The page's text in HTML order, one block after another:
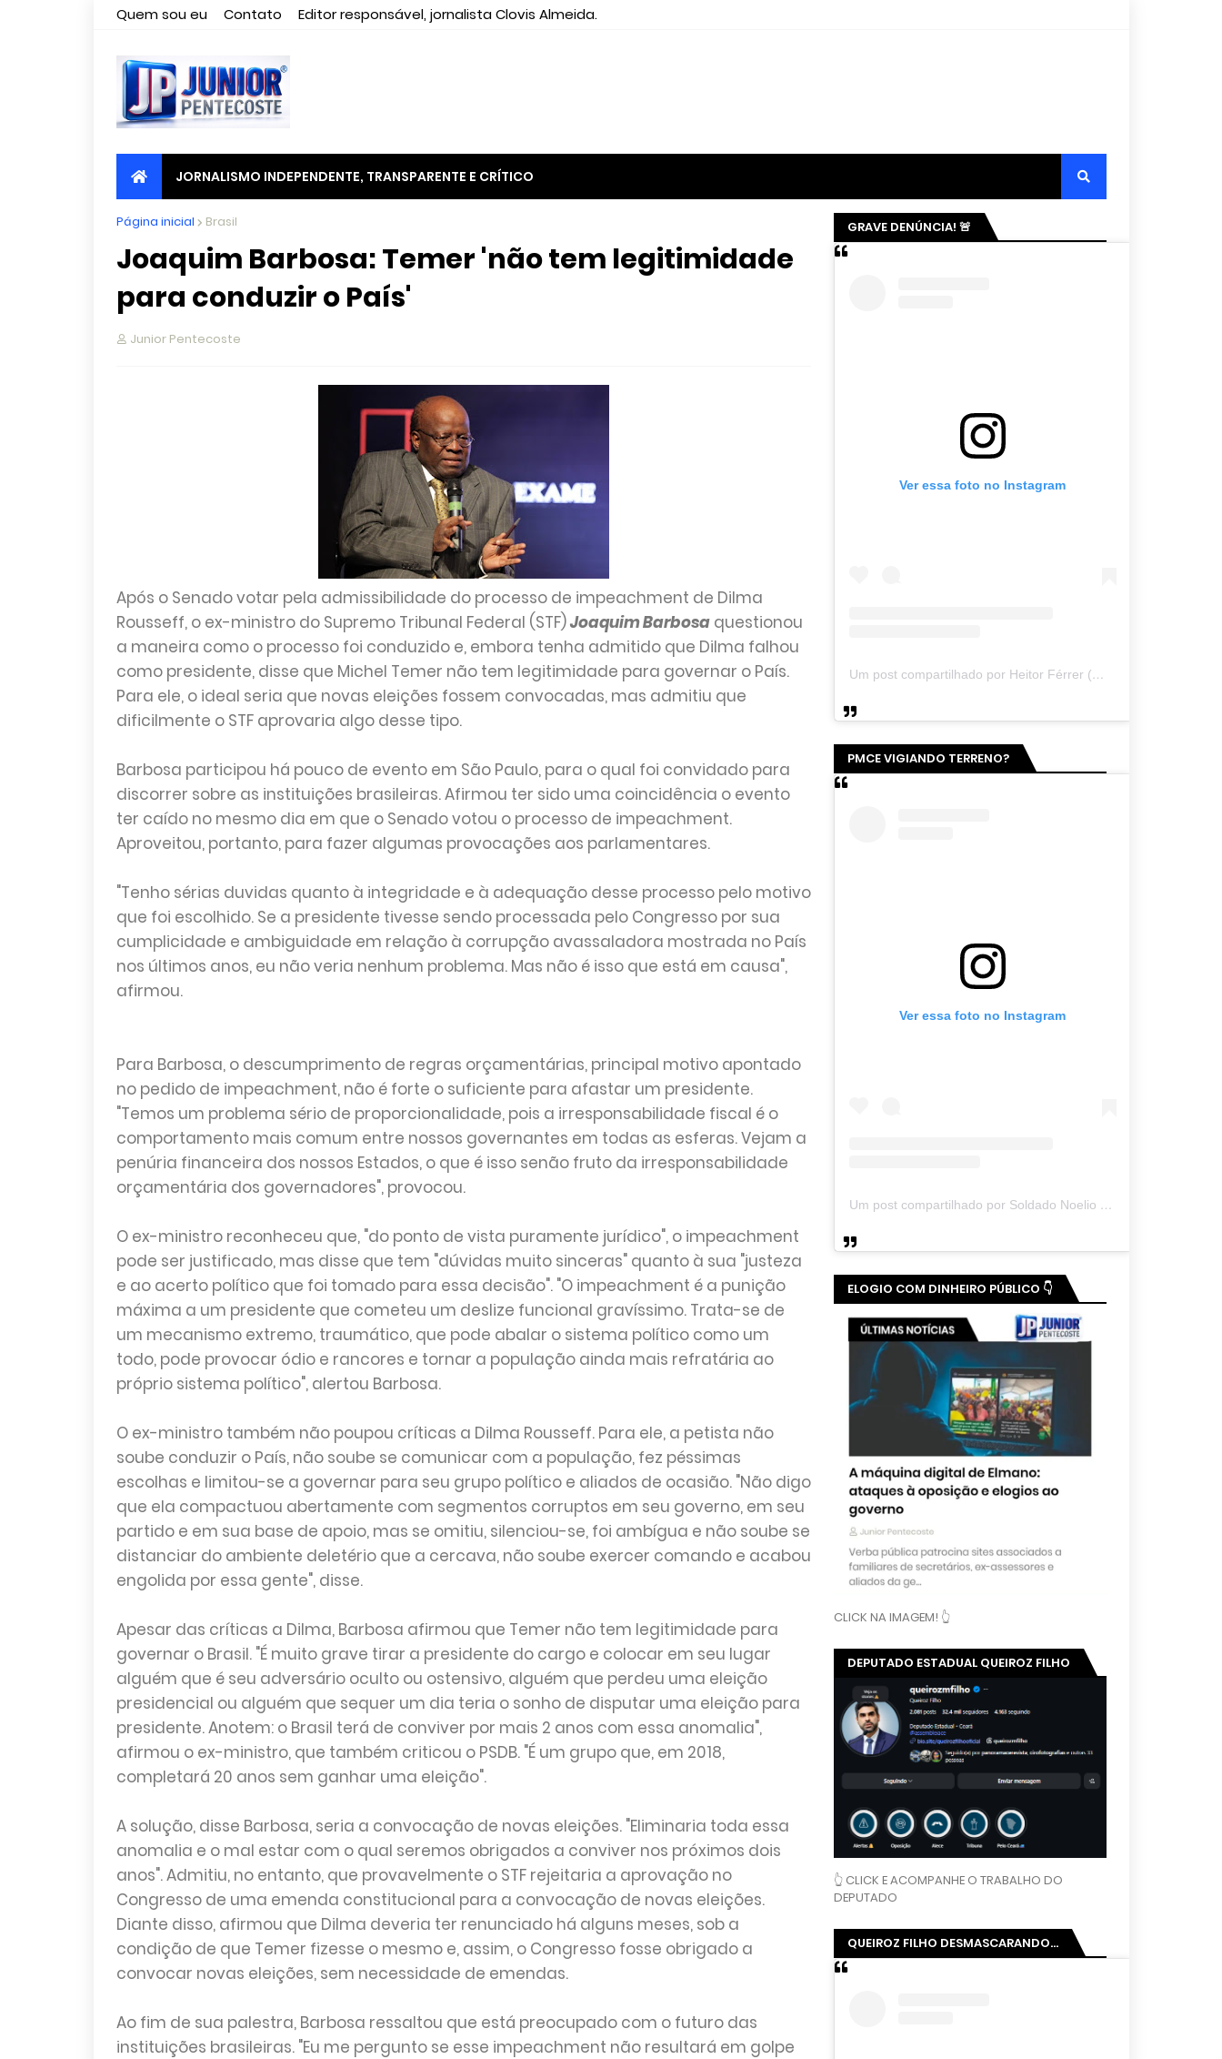
Quem sou eu Contato Editor responsável, jornalista Clovis Almeida.
JORNALISMO INDEPENDENTE, TRANSPARENTE E CRÍTICO
Página inicial Brasil
Joaquim Barbosa: Temer 'não tem legitimidade
para conduzir o País'
Junior Pentecoste
Após o Senado votar pela admissibilidade do processo de impeachment de Dilma
Rousseff, o ex-ministro do Supremo Tribunal Federal (STF)Joaquim Barbosaquestionou
a maneira como o processo foi conduzido e, embora tenha admitido que Dilma falhou
como presidente, disse que Michel Temer não tem legitimidade para governar o País.
Para ele, o ideal seria que novas eleições fossem convocadas, mas admitiu que
dificilmente o STF aprovaria algo desse tipo.
Barbosa participou há pouco de evento em São Paulo, para o qual foi convidado para
discorrer sobre as instituições brasileiras. Afirmou ter sido uma coincidência o evento
ter caído no mesmo dia em que o Senado votou o processo de impeachment.
Aproveitou, portanto, para fazer algumas provocações aos parlamentares.
"Tenho sérias duvidas quanto à integridade e à adequação desse processo pelo motivo
que foi escolhido. Se a presidente tivesse sendo processada pelo Congresso por sua
cumplicidade e ambiguidade em relação à corrupção avassaladora mostrada no País
nos últimos anos, eu não veria nenhum problema. Mas não é isso que está em causa",
afirmou.
Para Barbosa, o descumprimento de regras orçamentárias, principal motivo apontado
no pedido de impeachment, não é forte o suficiente para afastar um presidente.
"Temos um problema sério de proporcionalidade, pois a irresponsabilidade fiscal é o
comportamento mais comum entre nossos governantes em todas as esferas. Vejam a
penúria financeira dos nossos Estados, o que é isso senão fruto da irresponsabilidade
orçamentária dos governadores", provocou.
O ex-ministro reconheceu que, "do ponto de vista puramente jurídico", o impeachment
pode ser justificado, mas disse que tem "dúvidas muito sinceras" quanto à sua "justeza
e ao acerto político que foi tomado para essa decisão". "O impeachment é a punição
máxima a um presidente que cometeu um deslize funcional gravíssimo. Trata-se de
um mecanismo extremo, traumático, que pode abalar o sistema político como um
todo, pode provocar ódio e rancores e tornar a população ainda mais refratária ao
próprio sistema político", alertou Barbosa.
O ex-ministro também não poupou críticas a Dilma Rousseff. Para ele, a petista não
soube conduzir o País, não soube se comunicar com a população, fez péssimas
escolhas e limitou-se a governar para seu grupo político e aliados de ocasião. "Não digo
que ela compactuou abertamente com segmentos corruptos em seu governo, em seu
partido e em sua base de apoio, mas se omitiu, silenciou-se, foi ambígua e não soube se
distanciar do ambiente deletério que a cercava, não soube exercer comando e acabou
engolida por essa gente", disse.
Apesar das críticas a Dilma, Barbosa afirmou que Temer não tem legitimidade para
governar o Brasil. "É muito grave tirar a presidente do cargo e colocar em seu lugar
alguém que é seu adversário oculto ou ostensivo, alguém que perdeu uma eleição
presidencial ou alguém que sequer um dia teria o sonho de disputar uma eleição para
presidente. Anotem: o Brasil terá de conviver por mais 2 anos com essa anomalia",
afirmou o ex-ministro, que também criticou o PSDB. "É um grupo que, em 2018,
completará 20 anos sem ganhar uma eleição".
A solução, disse Barbosa, seria a convocação de novas eleições. "Eliminaria toda essa
anomalia e o mal estar com o qual seremos obrigados a conviver nos próximos dois
anos". Admitiu, no entanto, que provavelmente o STF rejeitaria a aprovação no
Congresso de uma emenda constitucional para a convocação de novas eleições.
Diante disso, afirmou que Dilma deveria ter renunciado há alguns meses, sob a
condição de que Temer fizesse o mesmo e, assim, o Congresso fosse obrigado a
convocar novas eleições, sem necessidade de emendas.
Ao fim de sua palestra, Barbosa ressaltou que está preocupado com o futuro das
instituições brasileiras. "Eu me pergunto se esse impeachment não resultará em golpe
GRAVE DENÚNCIA! 🚨
Ver essa foto no Instagram
Um post compartilhado por Heitor Férrer (@heitor_ferrer77)
PMCE VIGIANDO TERRENO?
Ver essa foto no Instagram
Um post compartilhado por Soldado Noelio (@soldadonoelio)
ELOGIO COM DINHEIRO PÚBLICO 👇
CLICK NA IMAGEM! 👆
DEPUTADO ESTADUAL QUEIROZ FILHO
👆 CLICK E ACOMPANHE O TRABALHO DO
DEPUTADO
QUEIROZ FILHO DESMASCARANDO...